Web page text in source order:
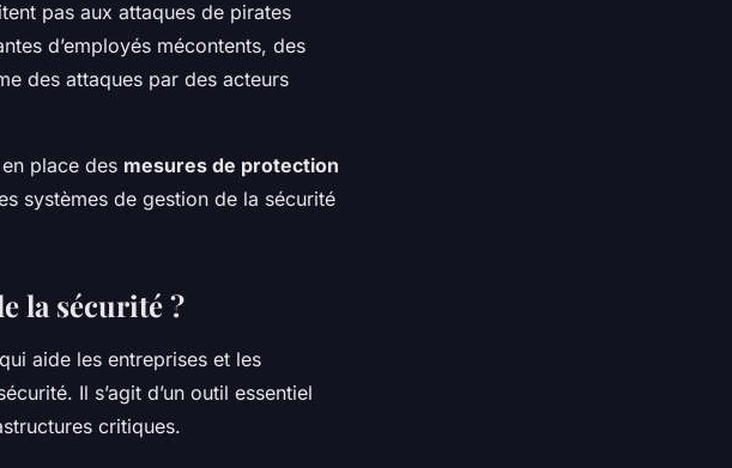
pas aux attaques de pirates
d’employés mécontents, des
des attaques par des acteurs
place des mesures de protection
systèmes de gestion de la sécurité
la sécurité ?
aide les entreprises et les
Il s’agit d’un outil essentiel
critiques.